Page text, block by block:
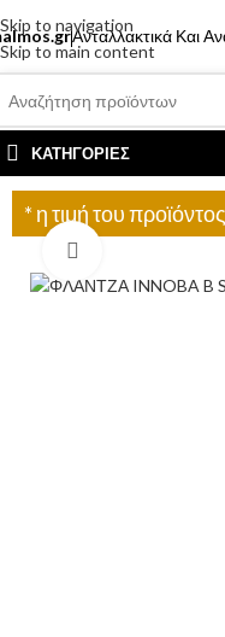
Skip to navigation
Skip to main content
Ανταλλακτικά Και
ΚΑΤΗΓΟΡΊΕΣ
* η τιμή του